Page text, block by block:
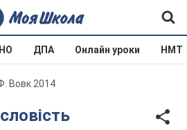
ДПА Онлайн уроки НМТ
Вовк 2014